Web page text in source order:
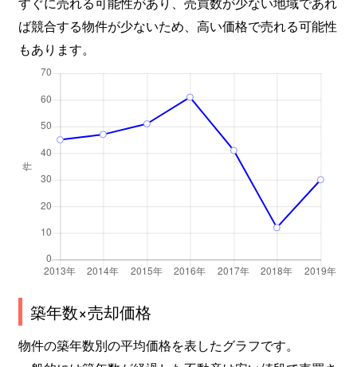
ば競合する物件が少ないため、高い価格で売れる可能性
もあります。
築年数×売却価格
物件の築年数別の平均価格を表したグラフです。